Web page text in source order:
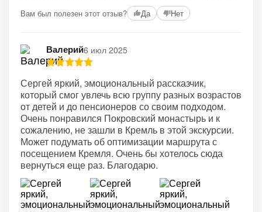
Вам был полезен этот отзыв? Да Нет
Валерий6 июл 2025
Сергей яркий, эмоциональный рассказчик,
который смог увлечь всю группу разных возрастов
от детей и до пенсионеров со своим подходом.
Очень понравился Покровский монастырь и к
сожалению, не зашли в Кремль в этой экскурсии.
Может подумать об оптимизации маршрута с
посещением Кремля. Очень бы хотелось сюда
вернуться еще раз. Благодарю.